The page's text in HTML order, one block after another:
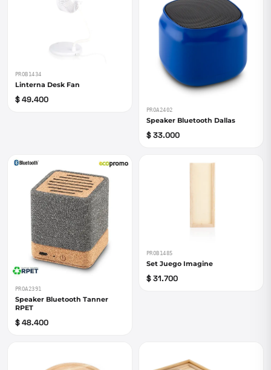
PROB1434
Linterna Desk Fan
$ 49.400
PROA2402
Speaker Bluetooth Dallas
$ 33.000
PROA2391
Speaker Bluetooth Tanner
RPET
$ 48.400
PROB1485
Set Juego Imagine
$ 31.700